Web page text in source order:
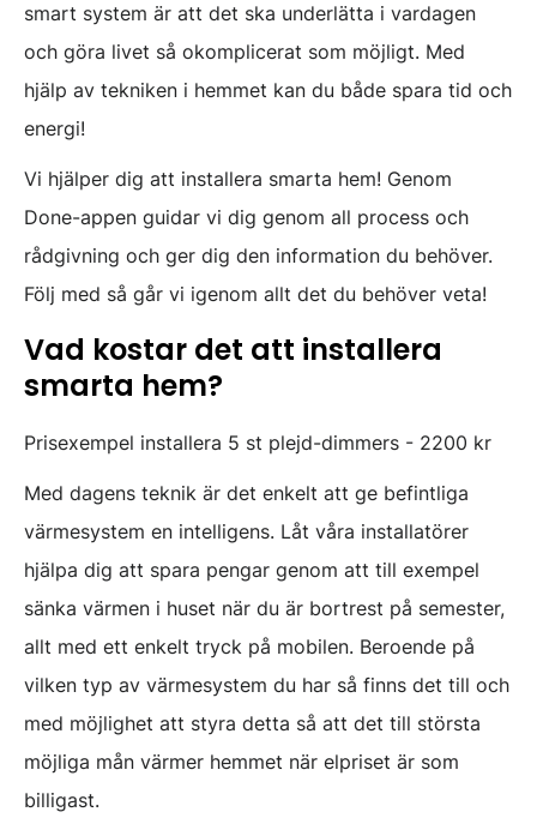
smart system är att det ska underlätta i vardagen
och göra livet så okomplicerat som möjligt. Med
hjälp av tekniken i hemmet kan du både spara tid och
energi!
Vi hjälper dig att installera smarta hem! Genom
Done-appen guidar vi dig genom all process och
rådgivning och ger dig den information du behöver.
Följ med så går vi igenom allt det du behöver veta!
Vad kostar det att installera
smarta hem?
Prisexempel installera 5 st plejd-dimmers - 2200 kr
Med dagens teknik är det enkelt att ge befintliga
värmesystem en intelligens. Låt våra installatörer
hjälpa dig att spara pengar genom att till exempel
sänka värmen i huset när du är bortrest på semester,
allt med ett enkelt tryck på mobilen. Beroende på
vilken typ av värmesystem du har så finns det till och
med möjlighet att styra detta så att det till största
möjliga mån värmer hemmet när elpriset är som
billigast.